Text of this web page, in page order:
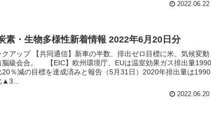
2022.06.22
素・生物多様性新着情報 2022年6月20日分
信】新車の半数、排出ゼロ目標に米、気候変動
EIC】欧州環境庁、EUは温室効果ガス排出量1990
20％減の目標を達成済みと報告（5月31日）2020年排出量は1990
▲3...
2022.06.20